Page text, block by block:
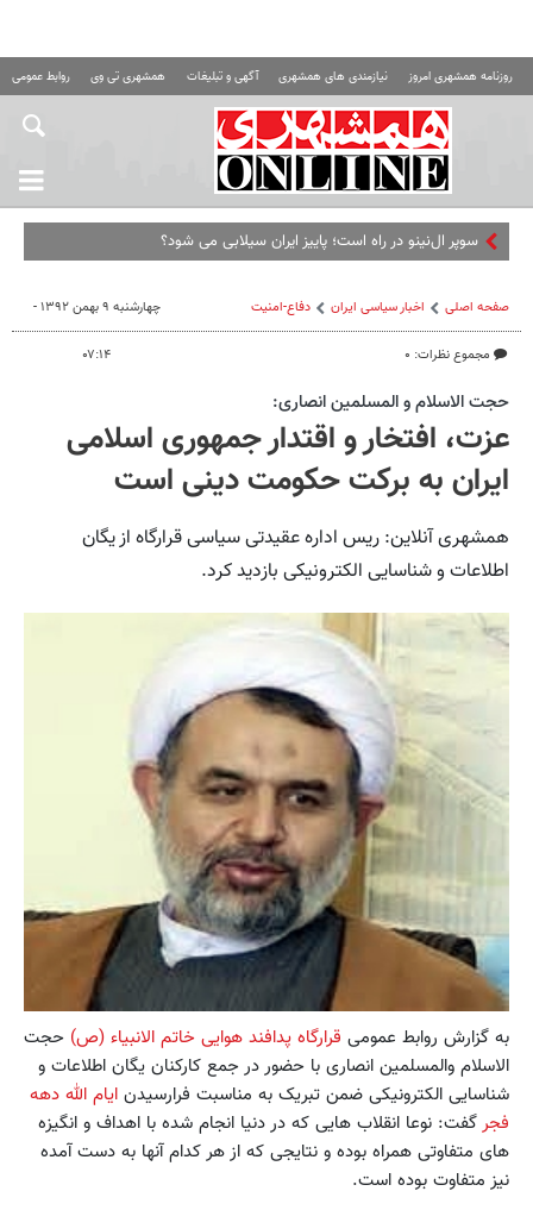
روزنامه همشهری امروز نیازمندی های همشهری آگهی و تبلیغات همشهری تی وی روابط عمومی
سوپر ال‌نینو در راه است؛ پاییز ایران سیلابی می شود؟
صفحه اصلی اخبار سیاسی ایران دفاع-امنیت
مجموع نظرات: ۰
چهارشنبه ۹ بهمن ۱۳۹۲ -
۰۷:۱۴
حجت الاسلام و المسلمین انصاری:
عزت، افتخار و اقتدار جمهوری اسلامی
ایران به برکت حکومت دینی است
همشهری آنلاین: ریس اداره عقیدتی سیاسی قرارگاه از یگان
اطلاعات و شناسایی الکترونیکی بازدید کرد.
به گزارش روابط عمومی قرارگاه پدافند هوایی خاتم الانبیاء (ص) حجت
الاسلام والمسلمین انصاری با حضور در جمع کارکنان یگان اطلاعات و
شناسایی الکترونیکی ضمن تبریک به مناسبت فرارسیدن ایام الله دهه
فجرگفت: نوعا انقلاب هایی که در دنیا انجام شده با اهداف و انگیزه
های متفاوتی همراه بوده و نتایجی که از هر کدام آنها به دست آمده
نیز متفاوت بوده است.